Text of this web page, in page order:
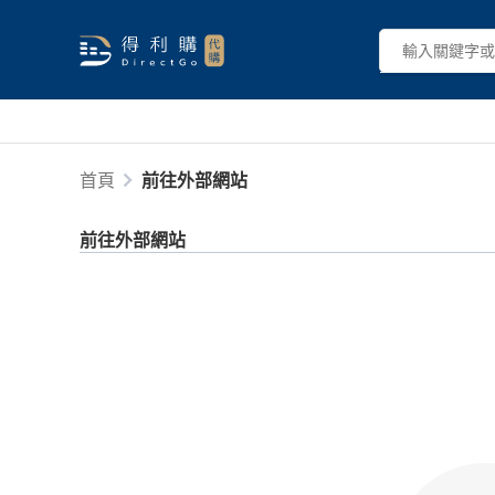
首頁 前往外部網站
前往外部網站